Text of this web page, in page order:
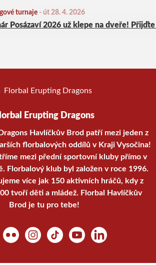
turnaje - út 28. 4. 2026
Posázaví 2026 už klepe na dveře!
Erupting Dragons
Havlíčkův Brod patří mezi jeden z
florbalových oddílů v Kraji Vysočina!
mezi přední sportovní kluby přímo v
Florbalový klub byl založen v roce 1996.
více jak 150 aktivních hráčů, kdy z
tvoří děti a mládež. Florbal Havlíčkův
Brod je tu pro tebe!
Flickr Instagram
TikTok YouTubeLinkedIn